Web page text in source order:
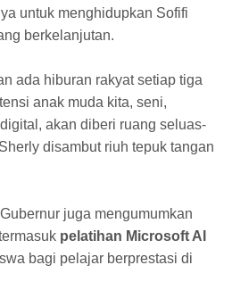
untuk menghidupkan Sofifi
berkelanjutan.
ada hiburan rakyat setiap tiga
anak muda kita, seni,
akan diberi ruang seluas-
disambut riuh tepuk tangan
juga mengumumkan
pelatihan Microsoft AI
bagi pelajar berprestasi di